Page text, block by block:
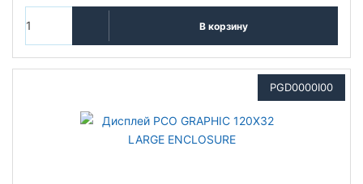
В корзину
PGD0000I00